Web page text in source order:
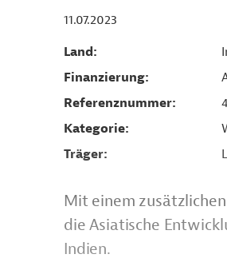
11.07.2023
Land
Finanzierung
Referenznummer
Kategorie
Träger
Mit einem
die Asiatische
Indien.